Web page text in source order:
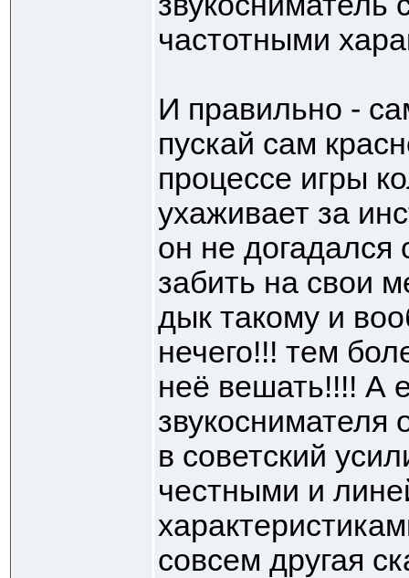
частотными
И правильно -
пускай сам
процессе игры
ухаживает за
он не догадался
забить на свои
дык такому и
нечего!!! тем
неё вешать!!!! А
звукоснимателя
в советский
честными и
совсем другая